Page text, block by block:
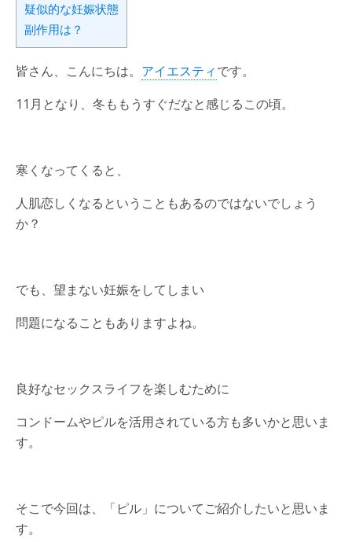
疑似的な妊娠状態
副作用は？
皆さん、こんにちは。 アイエスティです。
11月となり、冬ももうすぐだなと感じるこの頃。
寒くなってくると、
人肌恋しくなるということもあるのではないでしょう
か？
でも、望まない妊娠をしてしまい
問題になることもありますよね。
良好なセックスライフを楽しむために
コンドームやピルを活用されている方も多いかと思いま
す。
そこで今回は、「ピル」についてご紹介したいと思いま
す。